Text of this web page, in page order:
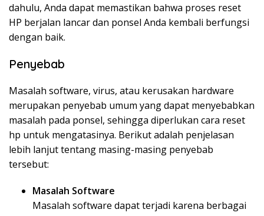
dahulu, Anda dapat memastikan bahwa proses reset
HP berjalan lancar dan ponsel Anda kembali berfungsi
dengan baik.
Penyebab
Masalah software, virus, atau kerusakan hardware
merupakan penyebab umum yang dapat menyebabkan
masalah pada ponsel, sehingga diperlukan cara reset
hp untuk mengatasinya. Berikut adalah penjelasan
lebih lanjut tentang masing-masing penyebab
tersebut:
Masalah Software
Masalah software dapat terjadi karena berbagai